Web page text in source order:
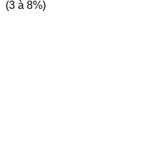
(3 à 8%)